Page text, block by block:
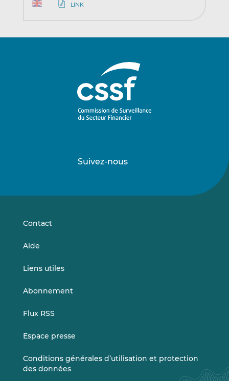
LINK
Suivez-nous
sursur
Contact
Aide
Liens utiles
Abonnement
Flux RSS
Espace presse
Conditions générales d’utilisation et protection
des données